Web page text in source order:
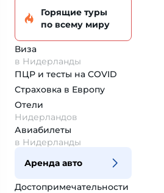
Горящие туры
по всему миру
Виза
в Нидерланды
ПЦР и тесты на COVID
Страховка в Европу
Отели
Нидерландов
Авиабилеты
в Нидерланды
Аренда авто
Достопримеча­тельности